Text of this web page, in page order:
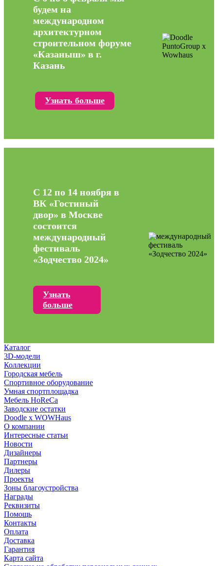
будем на
международном
архитектурном
строительном форуме
«Казаныш» в г.
Казань
Узнать больше
С 12 по 14 ноября в
ВК «Гостиный
двор» в Москве
состоится
международный
фестиваль
«Зодчество 2024»
Узнать
больше
Каталог
3D-модели
Коллекции
Городская мебель
Спортивное оборудование
Умная спортплощадка
Мебель HoReCa
Заводские остатки
Doodle x WOWHaus
О компании
Интересные статьи
Новости
Дизайнеры
Партнеры
Дилеры
Проекты
Зоны благоустройства
Награды
Реквизиты
Помощь
Контакты
Оплата
Доставка
Гарантия
Карта сайта